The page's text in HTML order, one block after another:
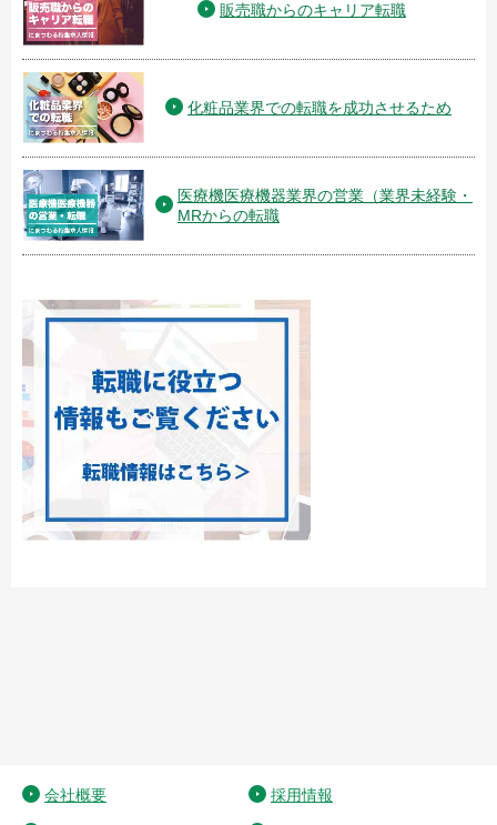
販売職からのキャリア転職
化粧品業界での転職を成功させるため
医療機医療機器業界の営業（業界未経験・
MRからの転職
会社概要 採用情報